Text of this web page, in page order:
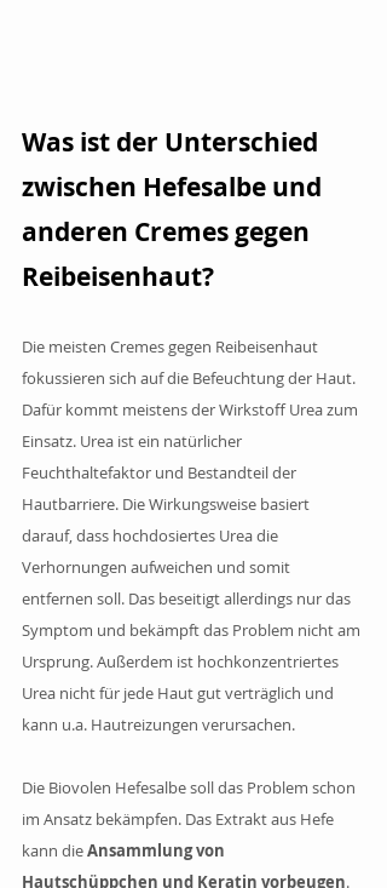
Was ist der Unterschied
zwischen Hefesalbe und
anderen Cremes gegen
Reibeisenhaut?
Die meisten Cremes gegen Reibeisenhaut
fokussieren sich auf die Befeuchtung der Haut.
Dafür kommt meistens der Wirkstoff Urea zum
Einsatz. Urea ist ein natürlicher
Feuchthaltefaktor und Bestandteil der
Hautbarriere. Die Wirkungsweise basiert
darauf, dass hochdosiertes Urea die
Verhornungen aufweichen und somit
entfernen soll. Das beseitigt allerdings nur das
Symptom und bekämpft das Problem nicht am
Ursprung. Außerdem ist hochkonzentriertes
Urea nicht für jede Haut gut verträglich und
kann u.a. Hautreizungen verursachen.
Die Biovolen Hefesalbe soll das Problem schon
im Ansatz bekämpfen. Das Extrakt aus Hefe
kann die Ansammlung von
Hautschüppchen und Keratin vorbeugen.